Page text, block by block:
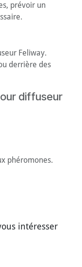
prévoir un
Feliway.
derrière des
diffuseur
phéromones.
intéresser